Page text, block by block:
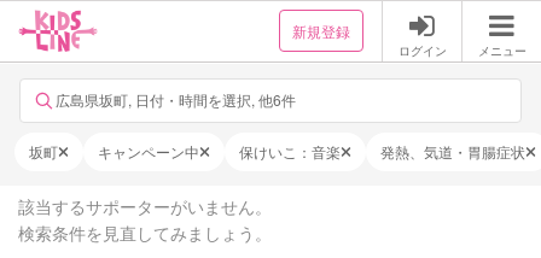
新規登録
ログイン メニュー
広島県坂町, 日付・時間を選択, 他6件
坂町 キャンペーン中 保けいこ：音楽 発熱、気道・胃腸症状
該当するサポーターがいません。
検索条件を見直してみましょう。